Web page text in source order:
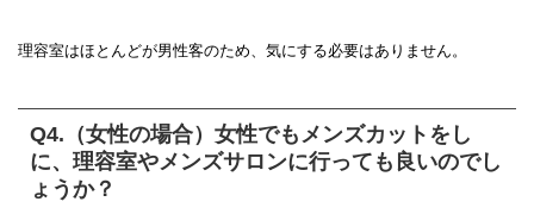
理容室はほとんどが男性客のため、気にする必要はありません。
Q4.（女性の場合）女性でもメンズカットをし
に、理容室やメンズサロンに行っても良いのでし
ょうか？